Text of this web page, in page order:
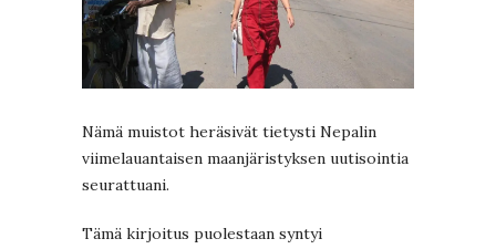
Nämä muistot heräsivät tietysti Nepalin
viimelauantaisen maanjäristyksen uutisointia
seurattuani.
Tämä kirjoitus puolestaan syntyi